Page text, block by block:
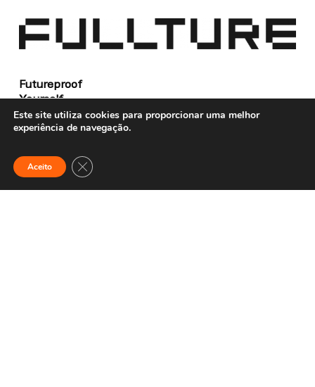
Futureproof
Yourself
FALE CONOSCO
contato@fullture.com
Este site utiliza cookies para proporcionar uma melhor
experiência de navegação.
Aceito Close GDPR Cookie Banner